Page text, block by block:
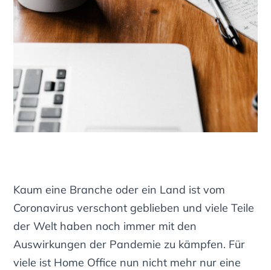
Kaum eine Branche oder ein Land ist vom
Coronavirus verschont geblieben und viele Teile
der Welt haben noch immer mit den
Auswirkungen der Pandemie zu kämpfen. Für
viele ist Home Office nun nicht mehr nur eine